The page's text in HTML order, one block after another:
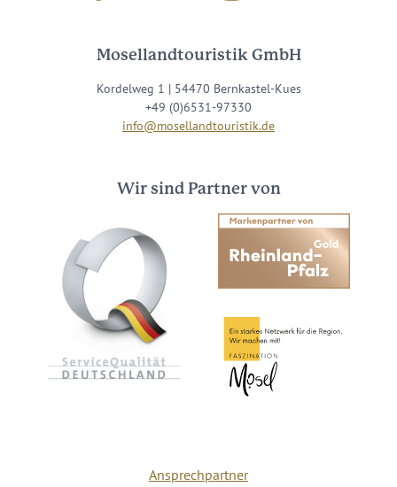
Mosellandtouristik GmbH
Kordelweg 1 | 54470 Bernkastel-Kues
+49 (0)6531-97330
info@mosellandtouristik.de
Wir sind Partner von
Ansprechpartner